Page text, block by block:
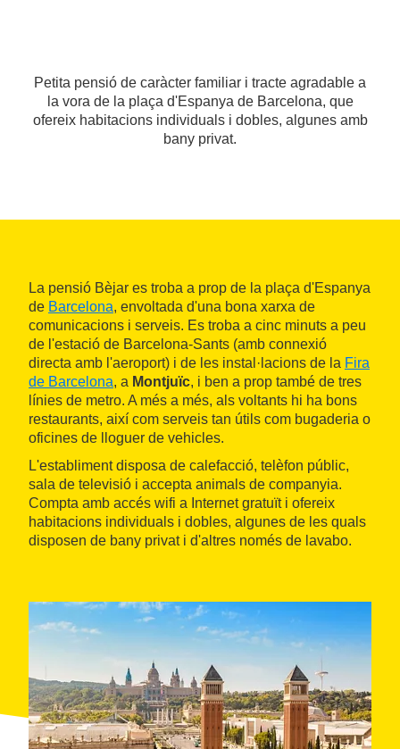
Petita pensió de caràcter familiar i tracte agradable a
la vora de la plaça d'Espanya de Barcelona, que
ofereix habitacions individuals i dobles, algunes amb
bany privat.
La pensió Bèjar es troba a prop de la plaça d'Espanya
de Barcelona, envoltada d'una bona xarxa de
comunicacions i serveis. Es troba a cinc minuts a peu
de l'estació de Barcelona-Sants (amb connexió
directa amb l'aeroport) i de les instal·lacions de la Fira
de Barcelona, a Montjuïc, i ben a prop també de tres
línies de metro. A més a més, als voltants hi ha bons
restaurants, així com serveis tan útils com bugaderia o
oficines de lloguer de vehicles.
L'establiment disposa de calefacció, telèfon públic,
sala de televisió i accepta animals de companyia.
Compta amb accés wifi a Internet gratuït i ofereix
habitacions individuals i dobles, algunes de les quals
disposen de bany privat i d'altres només de lavabo.